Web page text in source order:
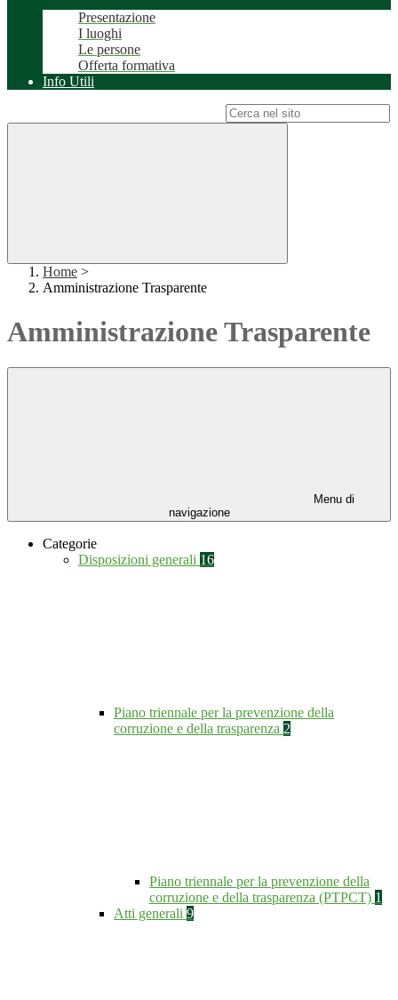
Presentazione
I luoghi
Le persone
Offerta formativa
Info Utili
Home >
Amministrazione Trasparente
Amministrazione Trasparente
Menu di
navigazione
Categorie
Disposizioni generali 16
Piano triennale per la prevenzione della
corruzione e della trasparenza 2
Piano triennale per la prevenzione della
corruzione e della trasparenza (PTPCT) 1
Atti generali 9